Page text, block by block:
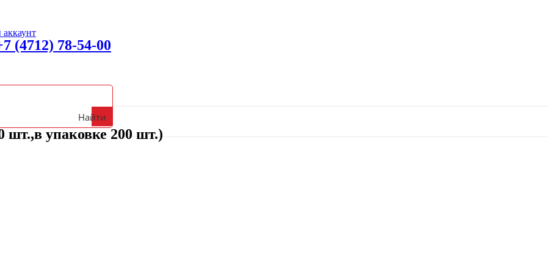
(4712) 78-54-00
Звонить с 09:00 до 18:00 (Пн-Пт)
Найти
шт.,в упаковке 200 шт.)